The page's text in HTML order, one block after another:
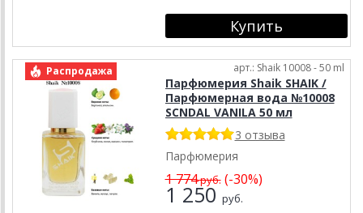
Распродажа арт.: Shaik 10008 - 50 ml
Парфюмерия Shaik SHAIK /
Парфюмерная вода №10008
SCNDAL VANILA 50 мл
3 отзыва
Парфюмерия
1 774руб.(-30%)
1 250 руб.